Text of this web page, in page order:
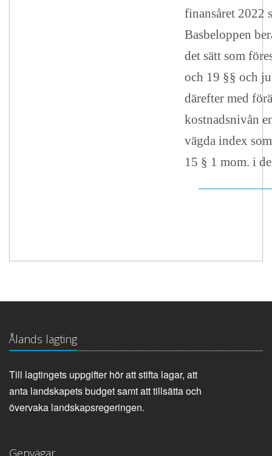
finansåret 2022
Basbeloppen
det sätt som
och 19 §§ och
därefter med
kostnadsnivån
vägda index
15 § 1 mom. i
Ålands lagting
Till lagtingets uppgifter hör att stifta lagar, att
anta landskapets budget samt att tillsätta och
övervaka landskapsregeringen.
Genvägar